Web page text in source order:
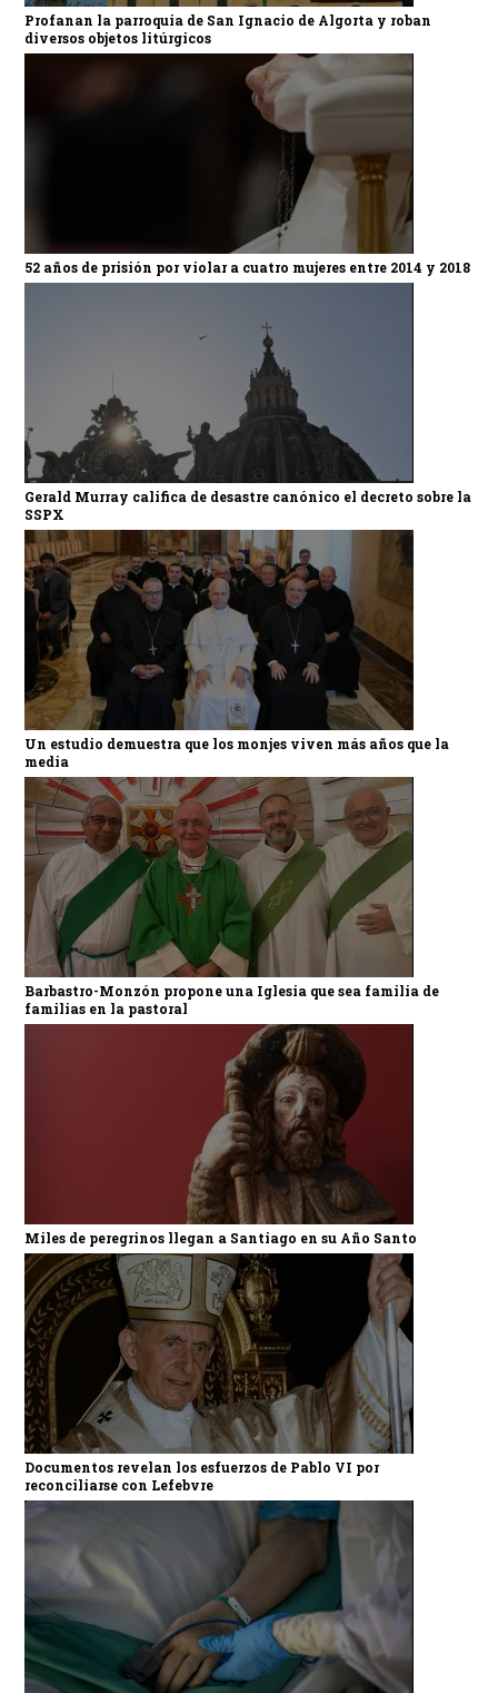
Profanan la parroquia de San Ignacio de Algorta y roban
diversos objetos litúrgicos
52 años de prisión por violar a cuatro mujeres entre 2014 y 2018
Gerald Murray califica de desastre canónico el decreto sobre la
SSPX
Un estudio demuestra que los monjes viven más años que la
media
Barbastro-Monzón propone una Iglesia que sea familia de
familias en la pastoral
Miles de peregrinos llegan a Santiago en su Año Santo
Documentos revelan los esfuerzos de Pablo VI por
reconciliarse con Lefebvre